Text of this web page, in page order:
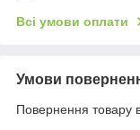
Всі умови оплати
Умови
Повернення товару